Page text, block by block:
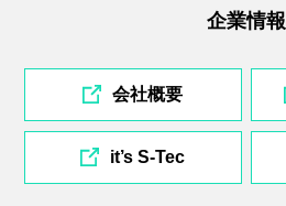
企業情報
会社概要
it’s S-Tec